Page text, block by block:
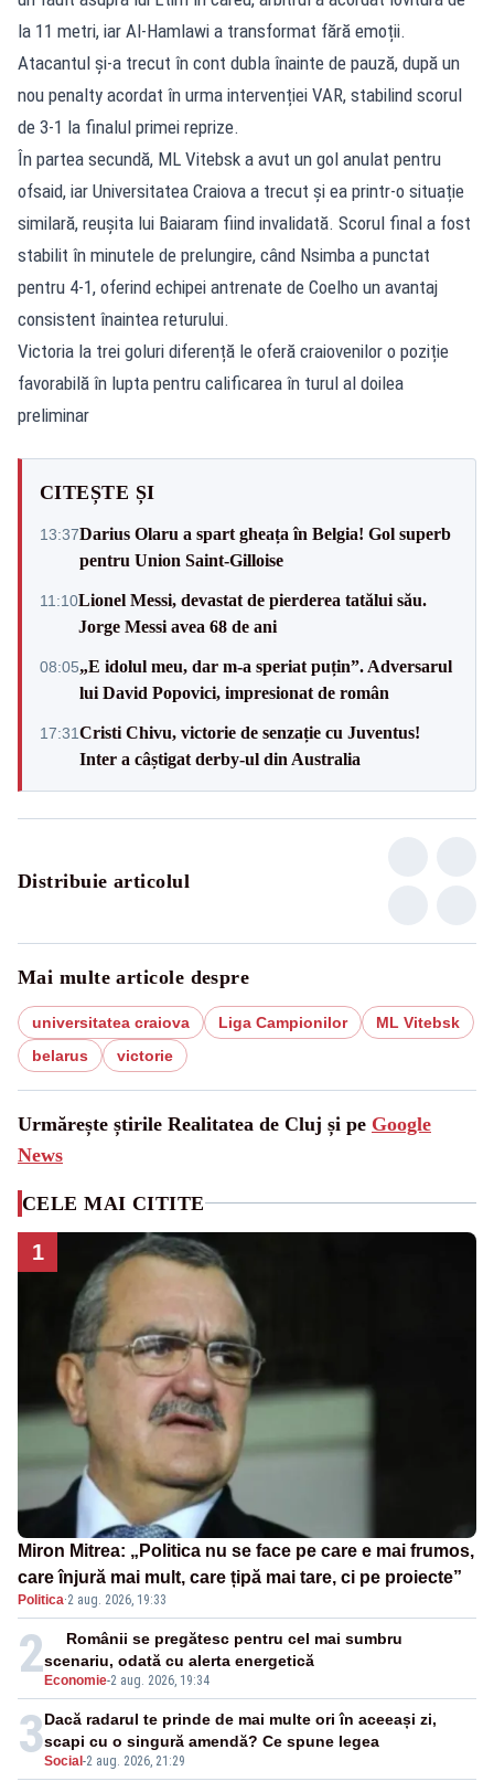
la 11 metri, iar Al-Hamlawi a transformat fără emoții.
Atacantul și-a trecut în cont dubla înainte de pauză, după un
nou penalty acordat în urma intervenției VAR, stabilind scorul
de 3-1 la finalul primei reprize.
În partea secundă, ML Vitebsk a avut un gol anulat pentru
ofsaid, iar Universitatea Craiova a trecut și ea printr-o situație
similară, reușita lui Baiaram fiind invalidată. Scorul final a fost
stabilit în minutele de prelungire, când Nsimba a punctat
pentru 4-1, oferind echipei antrenate de Coelho un avantaj
consistent înaintea returului.
Victoria la trei goluri diferență le oferă craiovenilor o poziție
favorabilă în lupta pentru calificarea în turul al doilea
preliminar
CITEȘTE ȘI
13:37Darius Olaru a spart gheața în Belgia! Gol superb
pentru Union Saint-Gilloise
11:10Lionel Messi, devastat de pierderea tatălui său.
Jorge Messi avea 68 de ani
08:05„E idolul meu, dar m-a speriat puțin”. Adversarul
lui David Popovici, impresionat de român
17:31Cristi Chivu, victorie de senzație cu Juventus!
Inter a câștigat derby-ul din Australia
Distribuie articolul
Mai multe articole despre
universitatea craiova Liga Campionilor
ML Vitebsk
belarus
victorie
Urmărește știrile Realitatea de Cluj și pe Google
News
CELE MAI CITITE
1
Miron Mitrea: „Politica nu se face pe care e mai frumos,
care înjură mai mult, care țipă mai tare, ci pe proiecte”
Politica·2 aug. 2026, 19:33
2 Economie-2 aug. 2026, 19:34
Românii se pregătesc pentru cel mai sumbru
scenariu, odată cu alerta energetică
3Social -2 aug. 2026, 21:29
Dacă radarul te prinde de mai multe ori în aceeași zi,
scapi cu o singură amendă? Ce spune legea